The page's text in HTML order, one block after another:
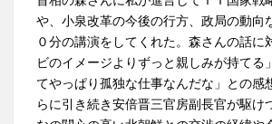
や、小泉改革の今後の行方、政局の動向
０分の講演をしてくれた。森さんの話に
ビのイメージよりずっと親しみが持てる
てやっぱり孤独な仕事なんだな」との感
らに引き続き安倍晋三官房副長官が駆け